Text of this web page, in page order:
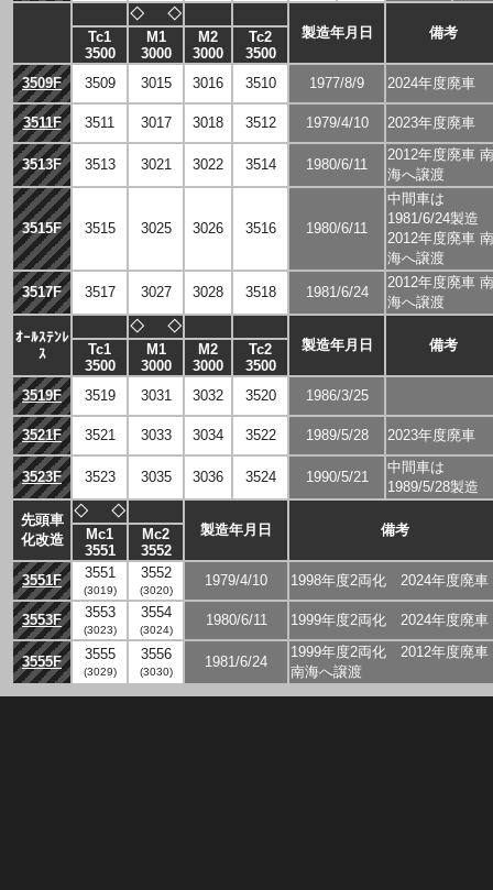
◇ ◇
製造年月日
備考
Tc1
3500
M1
3000
M2
3000
Tc2
3500
3509F
3509 3015 3016 3510 1977/8/9 2024年度廃車
3511F 3511 3017 3018 3512 1979/4/10 2023年度廃車
3513F 3513 3021 3022 3514 1980/6/11
2012年度廃車 南
海へ譲渡
3515F 3515 3025 3026 3516 1980/6/11
中間車は
1981/6/24製造
2012年度廃車 南
海へ譲渡
3517F 3517 3027 3028 3518 1981/6/24
2012年度廃車 南
海へ譲渡
ｵｰﾙｽﾃﾝﾚ
ｽ
◇ ◇
製造年月日
備考
Tc1
3500
M1
3000
M2
3000
Tc2
3500
3519F
3519 3031 3032 3520 1986/3/25
3521F 3521 3033 3034 3522 1989/5/28 2023年度廃車
3523F 3523 3035 3036 3524 1990/5/21
中間車は
1989/5/28製造
先頭車
化改造
◇ ◇
製造年月日
備考
Mc1
3551
Mc2
3552
3551F
3551
(3019)
3552
(3020)
1979/4/10 1998年度2両化 2024年度廃車
3553F 3553
(3023)
3554
(3024)
1980/6/11 1999年度2両化 2024年度廃車
3555F 3555
(3029)
3556
(3030)
1981/6/24
1999年度2両化 2012年度廃車
南海へ譲渡